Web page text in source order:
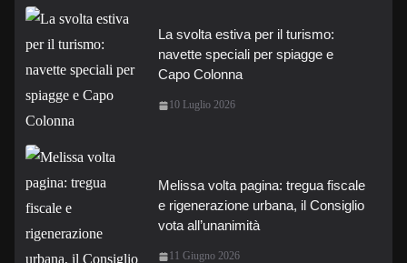
La svolta estiva per il turismo:
navette speciali per spiagge e
Capo Colonna
10 Luglio 2026
Melissa volta pagina: tregua fiscale
e rigenerazione urbana, il Consiglio
vota all’unanimità
11 Giugno 2026